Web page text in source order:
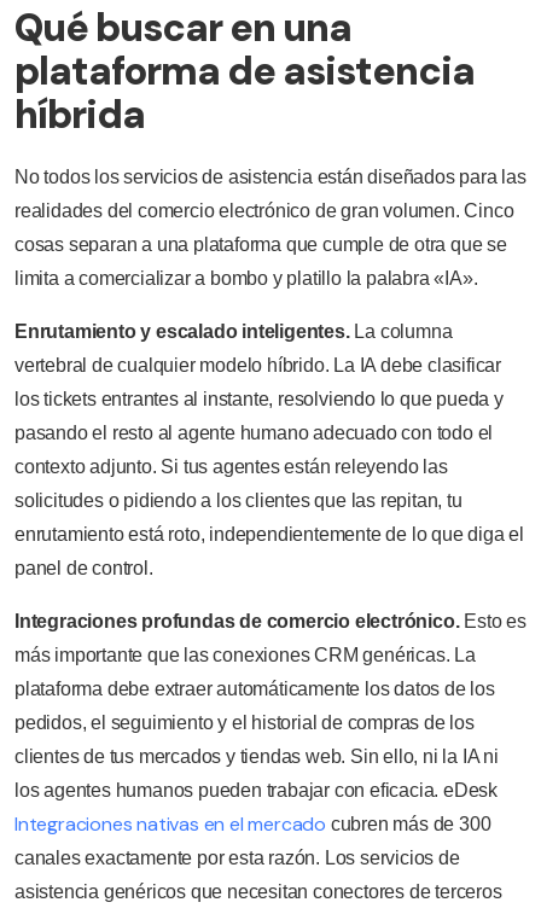
Qué buscar en una
plataforma de asistencia
híbrida
No todos los servicios de asistencia están diseñados para las
realidades del comercio electrónico de gran volumen. Cinco
cosas separan a una plataforma que cumple de otra que se
limita a comercializar a bombo y platillo la palabra «IA».
Enrutamiento y escalado inteligentes.La columna
vertebral de cualquier modelo híbrido. La IA debe clasificar
los tickets entrantes al instante, resolviendo lo que pueda y
pasando el resto al agente humano adecuado con todo el
contexto adjunto. Si tus agentes están releyendo las
solicitudes o pidiendo a los clientes que las repitan, tu
enrutamiento está roto, independientemente de lo que diga el
panel de control.
Integraciones profundas de comercio electrónico.Esto es
más importante que las conexiones CRM genéricas. La
plataforma debe extraer automáticamente los datos de los
pedidos, el seguimiento y el historial de compras de los
clientes de tus mercados y tiendas web. Sin ello, ni la IA ni
los agentes humanos pueden trabajar con eficacia. eDesk
Integraciones nativas en el mercado cubren más de 300
canales exactamente por esta razón. Los servicios de
asistencia genéricos que necesitan conectores de terceros